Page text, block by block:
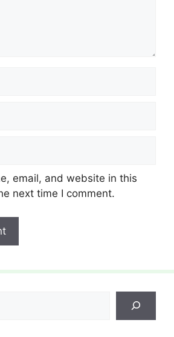
email, and website in this
next time I comment.